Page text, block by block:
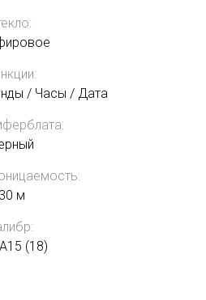
/ Часы / Дата
30 м
(18)